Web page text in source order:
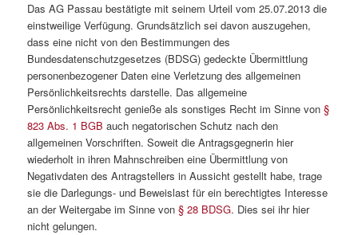
Das AG Passau bestätigte mit seinem Urteil vom 25.07.2013 die
einstweilige Verfügung. Grundsätzlich sei davon auszugehen,
dass eine nicht von den Bestimmungen des
Bundesdatenschutzgesetzes (BDSG) gedeckte Übermittlung
personenbezogener Daten eine Verletzung des allgemeinen
Persönlichkeitsrechts darstelle. Das allgemeine
Persönlichkeitsrecht genieße als sonstiges Recht im Sinne von§
823 Abs. 1 BGB auch negatorischen Schutz nach den
allgemeinen Vorschriften. Soweit die Antragsgegnerin hier
wiederholt in ihren Mahnschreiben eine Übermittlung von
Negativdaten des Antragstellers in Aussicht gestellt habe, trage
sie die Darlegungs- und Beweislast für ein berechtigtes Interesse
an der Weitergabe im Sinne von§ 28 BDSG. Dies sei ihr hier
nicht gelungen.